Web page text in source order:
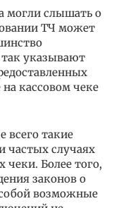
могли слышать о
ТЧ может
указывают
кассовом чеке
всего такие
частых случаях
Более того,
законов о
собой возможные